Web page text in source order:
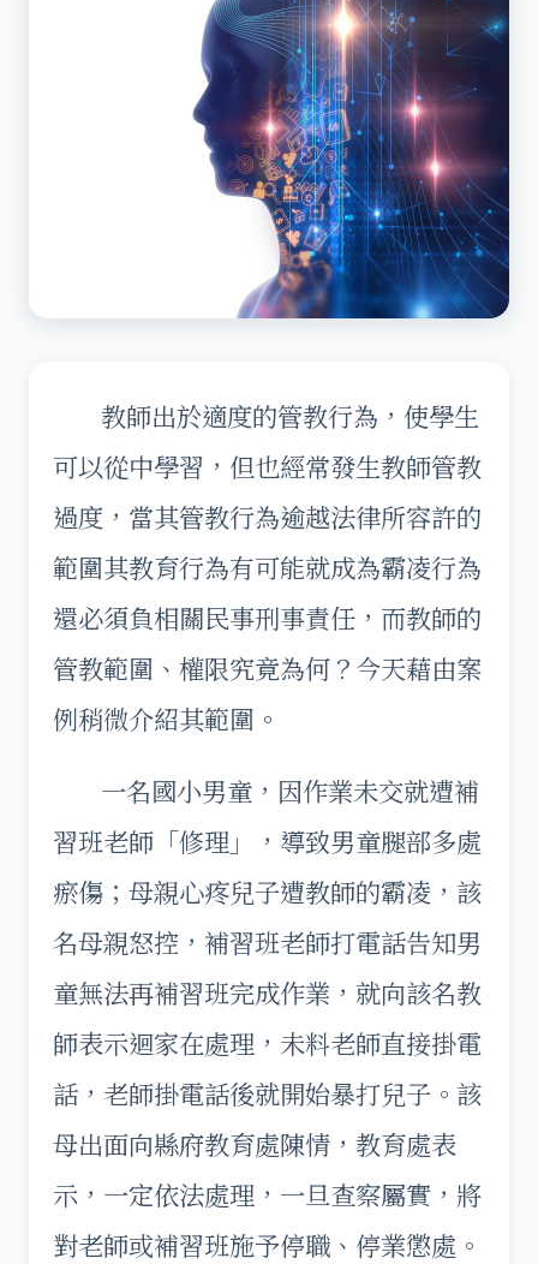
教師出於適度的管教行為，使學生
可以從中學習，但也經常發生教師管教
過度，當其管教行為逾越法律所容許的
範圍其教育行為有可能就成為霸凌行為
還必須負相關民事刑事責任，而教師的
管教範圍、權限究竟為何？今天藉由案
例稍微介紹其範圍。
一名國小男童，因作業未交就遭補
習班老師「修理」，導致男童腿部多處
瘀傷；母親心疼兒子遭教師的霸凌，該
名母親怒控，補習班老師打電話告知男
童無法再補習班完成作業，就向該名教
師表示迴家在處理，未料老師直接掛電
話，老師掛電話後就開始暴打兒子。該
母出面向縣府教育處陳情，教育處表
示，一定依法處理，一旦查察屬實，將
對老師或補習班施予停職、停業懲處。